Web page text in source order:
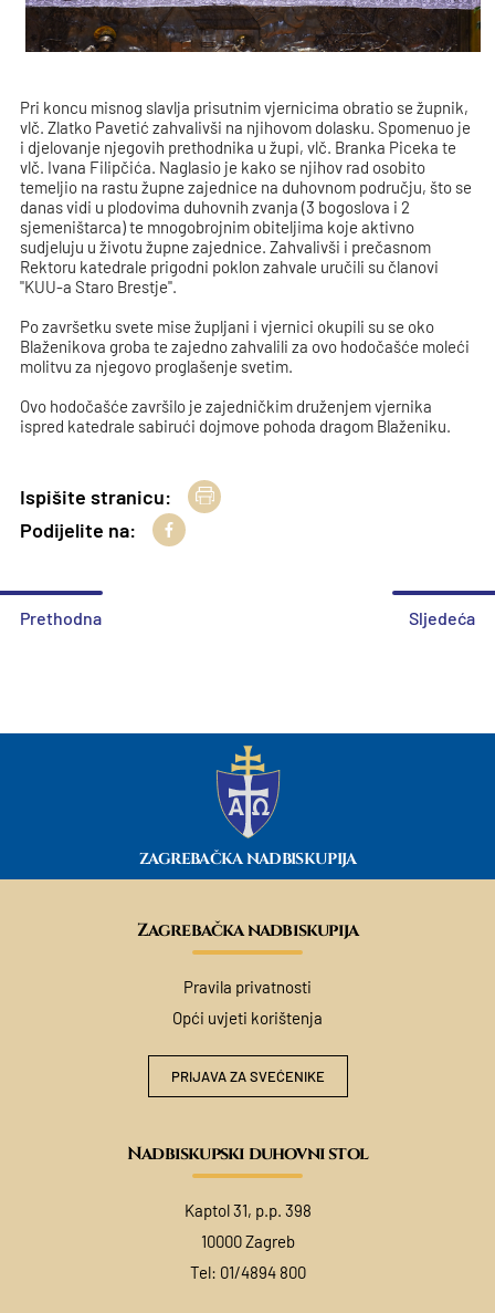
Pri koncu misnog slavlja prisutnim vjernicima obratio se župnik,
vlč. Zlatko Pavetić zahvalivši na njihovom dolasku. Spomenuo je
i djelovanje njegovih prethodnika u župi, vlč. Branka Piceka te
vlč. Ivana Filipčića. Naglasio je kako se njihov rad osobito
temeljio na rastu župne zajednice na duhovnom području, što se
danas vidi u plodovima duhovnih zvanja (3 bogoslova i 2
sjemeništarca) te mnogobrojnim obiteljima koje aktivno
sudjeluju u životu župne zajednice. Zahvalivši i prečasnom
Rektoru katedrale prigodni poklon zahvale uručili su članovi
"KUU-a Staro Brestje".
Po završetku svete mise župljani i vjernici okupili su se oko
Blaženikova groba te zajedno zahvalili za ovo hodočašće moleći
molitvu za njegovo proglašenje svetim.
Ovo hodočašće završilo je zajedničkim druženjem vjernika
ispred katedrale sabirući dojmove pohoda dragom Blaženiku.
Ispišite stranicu:
Podijelite na:
Prethodna Sljedeća
ZAGREBAČKA NADBISKUPIJA
Zagrebačka nadbiskupija
Pravila privatnosti
Opći uvjeti korištenja
PRIJAVA ZA SVEĆENIKE
Nadbiskupski duhovni stol
Kaptol 31, p.p. 398
10000 Zagreb
Tel: 01/4894 800